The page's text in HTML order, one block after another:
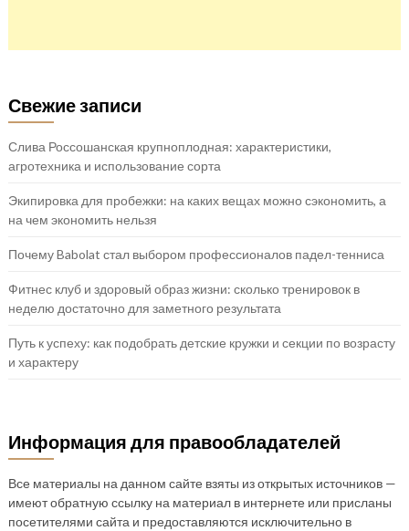
Свежие записи
Слива Россошанская крупноплодная: характеристики,
агротехника и использование сорта
Экипировка для пробежки: на каких вещах можно сэкономить, а
на чем экономить нельзя
Почему Babolat стал выбором профессионалов падел-тенниса
Фитнес клуб и здоровый образ жизни: сколько тренировок в
неделю достаточно для заметного результата
Путь к успеху: как подобрать детские кружки и секции по возрасту
и характеру
Информация для правообладателей
Все материалы на данном сайте взяты из открытых источников —
имеют обратную ссылку на материал в интернете или присланы
посетителями сайта и предоставляются исключительно в